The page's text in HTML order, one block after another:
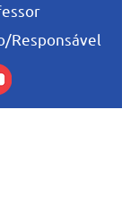
Responsável